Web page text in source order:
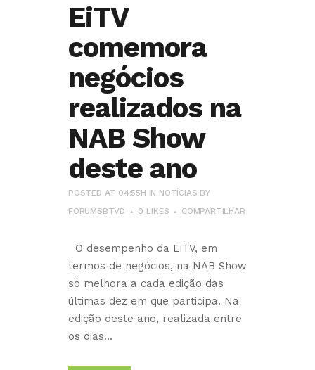
EiTV
comemora
negócios
realizados na
NAB Show
deste ano
POSTED AT 04:55H IN NOTÍCIAS BY
FORUMSBTVD
0 LIKES COMPARTILHAR
O desempenho da EiTV, em
termos de negócios, na NAB Show
só melhora a cada edição das
últimas dez em que participa. Na
edição deste ano, realizada entre
os dias...